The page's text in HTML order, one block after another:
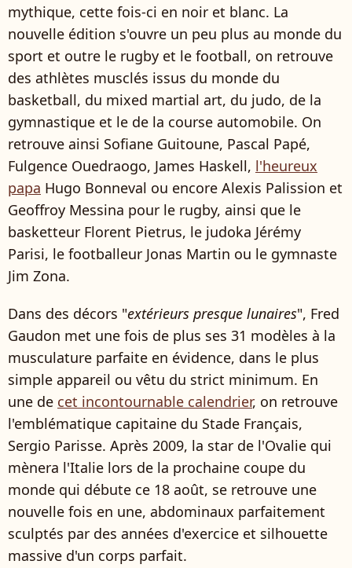
mythique, cette fois-ci en noir et blanc. La
nouvelle édition s'ouvre un peu plus au monde du
sport et outre le rugby et le football, on retrouve
des athlètes musclés issus du monde du
basketball, du mixed martial art, du judo, de la
gymnastique et le de la course automobile. On
retrouve ainsi Sofiane Guitoune, Pascal Papé,
Fulgence Ouedraogo, James Haskell, l'heureux
papa Hugo Bonneval ou encore Alexis Palission et
Geoffroy Messina pour le rugby, ainsi que le
basketteur Florent Pietrus, le judoka Jérémy
Parisi, le footballeur Jonas Martin ou le gymnaste
Jim Zona.
Dans des décors "extérieurs presque lunaires", Fred
Gaudon met une fois de plus ses 31 modèles à la
musculature parfaite en évidence, dans le plus
simple appareil ou vêtu du strict minimum. En
une de cet incontournable calendrier, on retrouve
l'emblématique capitaine du Stade Français,
Sergio Parisse. Après 2009, la star de l'Ovalie qui
mènera l'Italie lors de la prochaine coupe du
monde qui débute ce 18 août, se retrouve une
nouvelle fois en une, abdominaux parfaitement
sculptés par des années d'exercice et silhouette
massive d'un corps parfait.